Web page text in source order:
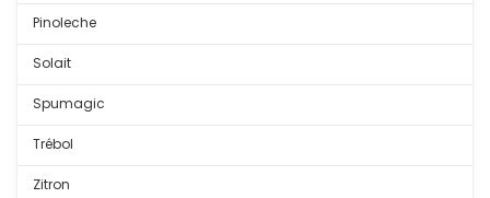
Pinoleche
Solait
Spumagic
Trébol
Zitron